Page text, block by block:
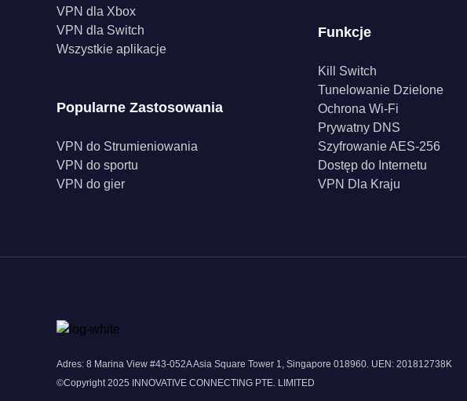
VPN dla Xbox
VPN dla Switch
Wszystkie aplikacje
Popularne Zastosowania
VPN do Strumieniowania
VPN do sportu
VPN do gier
Funkcje
Kill Switch
Tunelowanie Dzielone
Ochrona Wi-Fi
Prywatny DNS
Szyfrowanie AES-256
Dostęp do Internetu
VPN Dla Kraju
Adres: 8 Marina View #43-052A Asia Square Tower 1, Singapore 018960. UEN: 201812738K
©Copyright 2025 INNOVATIVE CONNECTING PTE. LIMITED